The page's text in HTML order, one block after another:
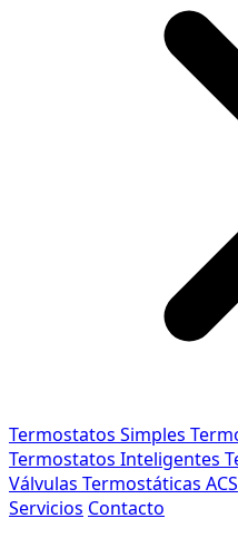
Termostatos Simples
Termostatos Inteligentes
Válvulas Termostáticas ACS
Servicios Contacto